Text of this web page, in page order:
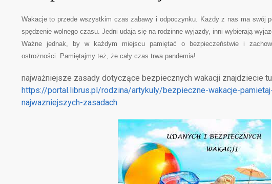
Wakacje to przede wszystkim czas zabawy i odpoczynku. Każdy z nas ma swój
spędzenie wolnego czasu. Jedni udają się na rodzinne wyjazdy, inni wybierają
Ważne jednak, by w każdym miejscu pamiętać o bezpieczeństwie i
ostrożności. Pamiętajmy też, że cały czas trwa pandemia!
najważniejsze zasady dotyczące bezpiecznych wakacji znajdziecie
https://portal.librus.pl/rodzina/artykuly/bezpieczne-wakacje-
najwazniejszych-zasadach